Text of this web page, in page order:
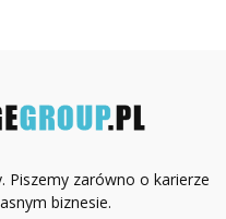
Piszemy zarówno o karierze
biznesie.